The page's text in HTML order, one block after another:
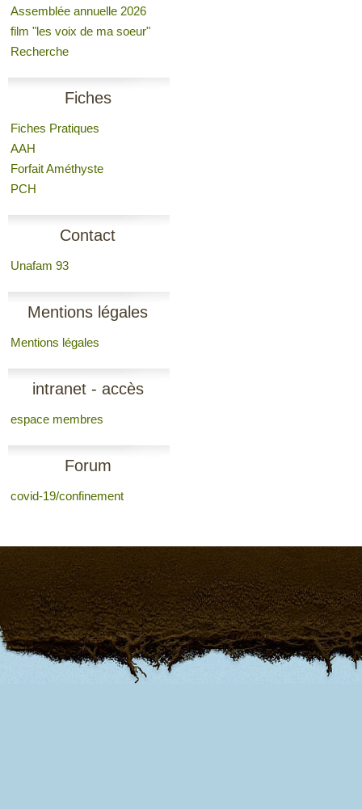
Assemblée annuelle 2026
film "les voix de ma soeur"
Recherche
Fiches
Fiches Pratiques
AAH
Forfait Améthyste
PCH
Contact
Unafam 93
Mentions légales
Mentions légales
intranet - accès
membres
espace membres
Forum
covid-19/confinement